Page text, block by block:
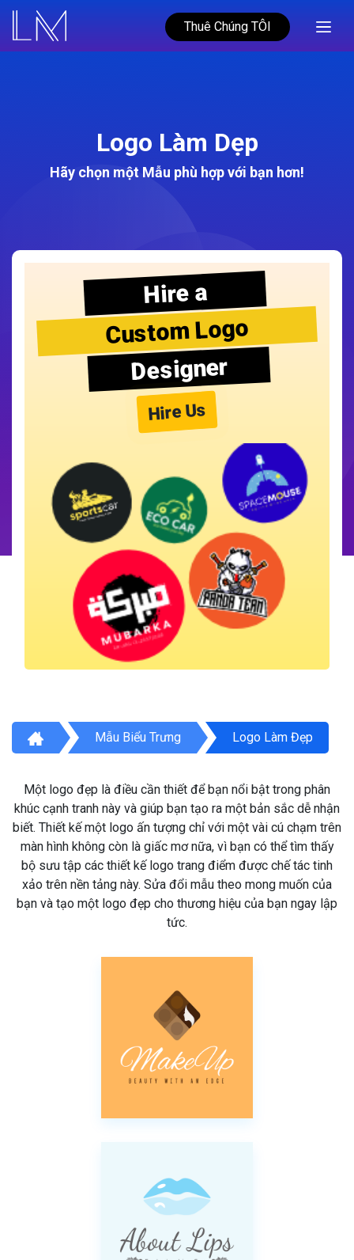
Thuê Chúng TÔI
Logo Làm Dẹp
Hãy chọn một Mẫu phù hợp với bạn hơn!
Hire a
Custom Logo
Designer
Hire Us
Mẫu Biểu Trưng Logo Làm Đẹp
Một logo đẹp là điều cần thiết để bạn nổi bật trong phân
khúc cạnh tranh này và giúp bạn tạo ra một bản sắc dễ nhận
biết. Thiết kế một logo ấn tượng chỉ với một vài cú chạm trên
màn hình không còn là giấc mơ nữa, vì bạn có thể tìm thấy
bộ sưu tập các thiết kế logo trang điểm được chế tác tinh
xảo trên nền tảng này. Sửa đổi mẫu theo mong muốn của
bạn và tạo một logo đẹp cho thương hiệu của bạn ngay lập
tức.